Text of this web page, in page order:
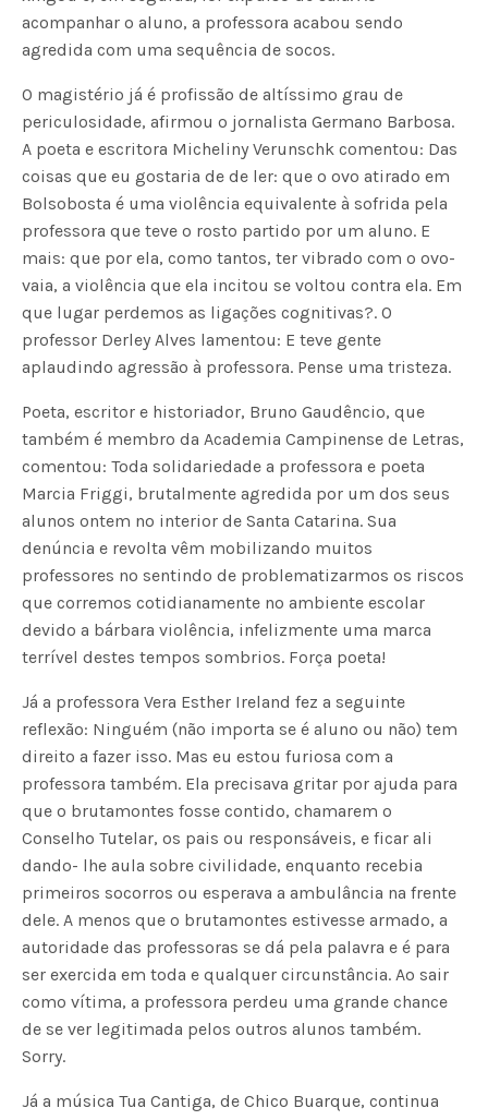
acompanhar o aluno, a professora acabou sendo
agredida com uma sequência de socos.
O magistério já é profissão de altíssimo grau de
periculosidade, afirmou o jornalista Germano Barbosa.
A poeta e escritora Micheliny Verunschk comentou: Das
coisas que eu gostaria de de ler: que o ovo atirado em
Bolsobosta é uma violência equivalente à sofrida pela
professora que teve o rosto partido por um aluno. E
mais: que por ela, como tantos, ter vibrado com o ovo-
vaia, a violência que ela incitou se voltou contra ela. Em
que lugar perdemos as ligações cognitivas?. O
professor Derley Alves lamentou: E teve gente
aplaudindo agressão à professora. Pense uma tristeza.
Poeta, escritor e historiador, Bruno Gaudêncio, que
também é membro da Academia Campinense de Letras,
comentou: Toda solidariedade a professora e poeta
Marcia Friggi, brutalmente agredida por um dos seus
alunos ontem no interior de Santa Catarina. Sua
denúncia e revolta vêm mobilizando muitos
professores no sentindo de problematizarmos os riscos
que corremos cotidianamente no ambiente escolar
devido a bárbara violência, infelizmente uma marca
terrível destes tempos sombrios. Força poeta!
Já a professora Vera Esther Ireland fez a seguinte
reflexão: Ninguém (não importa se é aluno ou não) tem
direito a fazer isso. Mas eu estou furiosa com a
professora também. Ela precisava gritar por ajuda para
que o brutamontes fosse contido, chamarem o
Conselho Tutelar, os pais ou responsáveis, e ficar ali
dando- lhe aula sobre civilidade, enquanto recebia
primeiros socorros ou esperava a ambulância na frente
dele. A menos que o brutamontes estivesse armado, a
autoridade das professoras se dá pela palavra e é para
ser exercida em toda e qualquer circunstância. Ao sair
como vítima, a professora perdeu uma grande chance
de se ver legitimada pelos outros alunos também.
Sorry.
Já a música Tua Cantiga, de Chico Buarque, continua